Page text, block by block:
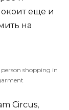
еще и
на
shopping in
Circus,